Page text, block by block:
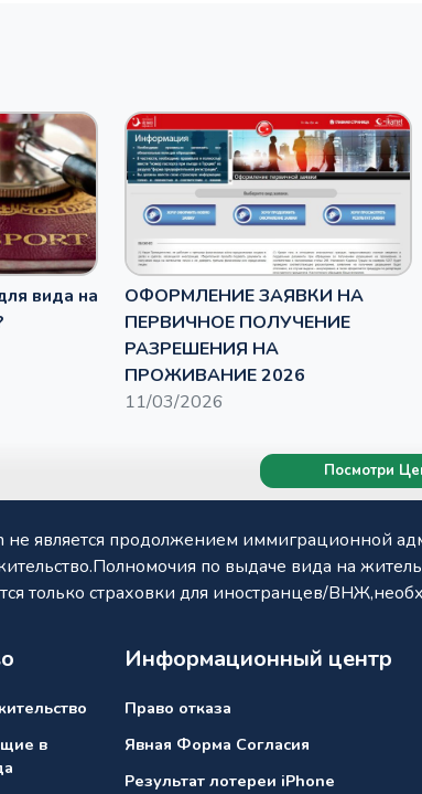
вида на
ОФОРМЛЕНИЕ ЗАЯВКИ НА
ПЕРВИЧНОЕ ПОЛУЧЕНИЕ
РАЗРЕШЕНИЯ НА
ПРОЖИВАНИЕ 2026
11/03/2026
Посмотри
не является продолжением иммиграционной
по выдаче вида на
только страховки для иностранцев/
в
Информационный центр
Право отказа
Явная Форма Согласия
Результат лотереи iPhone